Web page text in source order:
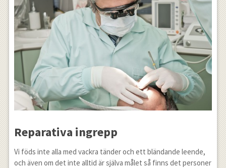
Reparativa ingrepp
Vi föds inte alla med vackra tänder och ett bländande leende,
och även om det inte alltid är själva målet så finns det personer